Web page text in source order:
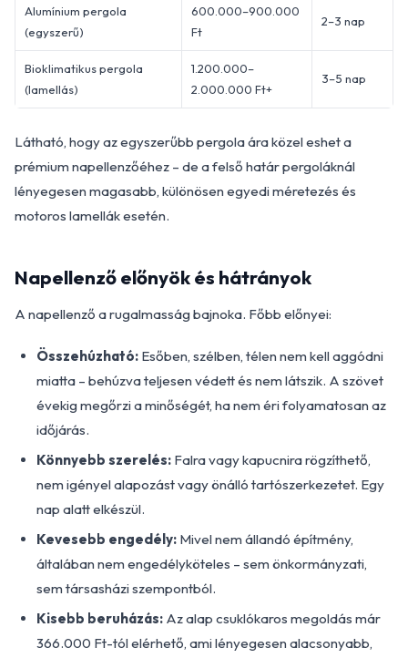
Alumínium pergola
(egyszerű)
600.000–900.000
Ft
2–3 nap
Bioklimatikus pergola
(lamellás)
1.200.000–
2.000.000 Ft+
3–5 nap
Látható, hogy az egyszerűbb pergola ára közel eshet a
prémium napellenzőéhez – de a felső határ pergoláknál
lényegesen magasabb, különösen egyedi méretezés és
motoros lamellák esetén.
Napellenző előnyök és hátrányok
A napellenző a rugalmasság bajnoka. Főbb előnyei:
Összehúzható: Esőben, szélben, télen nem kell aggódni
miatta – behúzva teljesen védett és nem látszik. A szövet
évekig megőrzi a minőségét, ha nem éri folyamatosan az
időjárás.
Könnyebb szerelés: Falra vagy kapucnira rögzíthető,
nem igényel alapozást vagy önálló tartószerkezetet. Egy
nap alatt elkészül.
Kevesebb engedély: Mivel nem állandó építmény,
általában nem engedélyköteles – sem önkormányzati,
sem társasházi szempontból.
Kisebb beruházás: Az alap csuklókaros megoldás már
366.000 Ft-tól elérhető, ami lényegesen alacsonyabb,